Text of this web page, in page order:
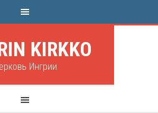
KIRKKO
Ингрии